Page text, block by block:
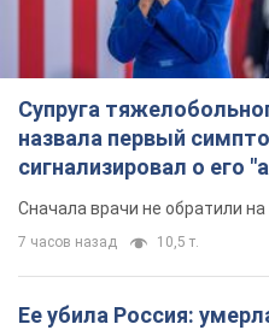
Супруга
назвала первый
сигнализировал о его
Сначала врачи не обратили
7 часов назад 10,5 т.
Ее убила Россия: